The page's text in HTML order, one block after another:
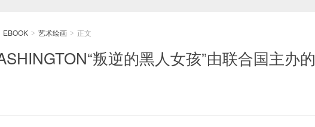
EBOOK > 艺术绘画 > 正文
叛逆的黑人女孩”由联合国主办的